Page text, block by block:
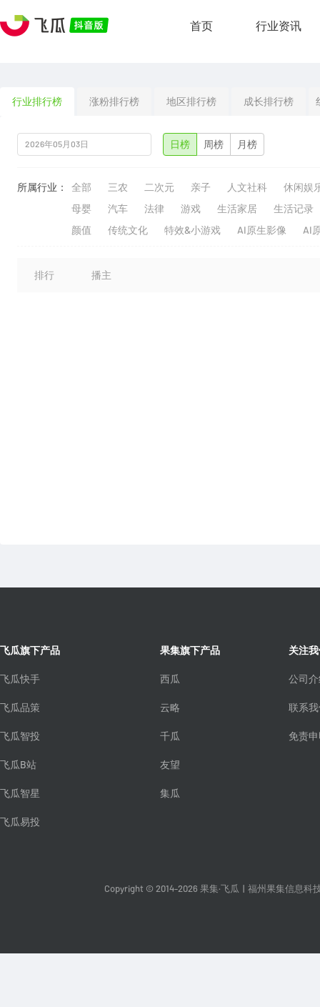
首页 行业资讯
行业排行榜 涨粉排行榜 地区排行榜 成长排行榜
日榜 周榜 月榜
所属行业： 全部 三农 二次元 亲子 人文社科
休闲娱
母婴
汽车 法律 游戏 生活家居
生活记录
颜值
传统文化 特效&小游戏 AI原生影像 AI
排行 播主
飞瓜旗下产品
飞瓜快手
飞瓜品策
飞瓜智投
飞瓜B站
飞瓜智星
飞瓜易投
果集旗下产品
西瓜
云略
千瓜
友望
集瓜
关注
公司
联系
免责
Copyright © 2014-2026 果集·飞瓜 福州果集信息科